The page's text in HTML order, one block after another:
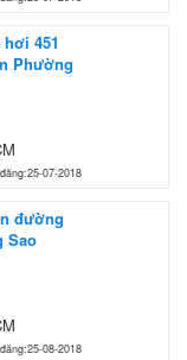
451
Phường
07-2018
đường
Sao
08-2018